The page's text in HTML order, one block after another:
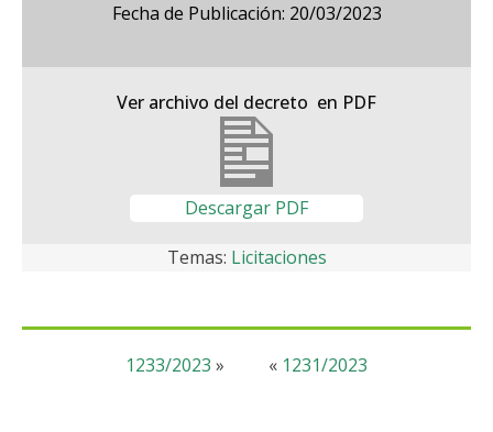
Fecha de Publicación: 20/03/2023
Ver archivo del decreto en PDF
Descargar PDF
Temas: Licitaciones
« 1231/2023
1233/2023 »